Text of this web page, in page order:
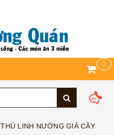
0
THÚ LINH NƯỚNG GIẢ CẦY